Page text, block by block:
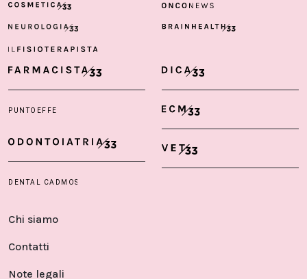
Chi siamo
Contatti
Note legali